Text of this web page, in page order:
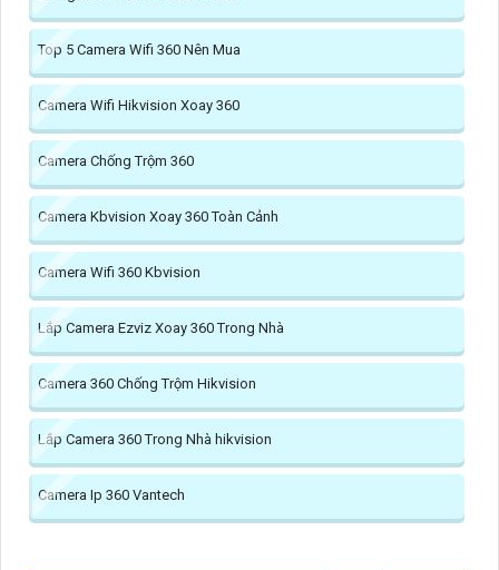
Top 5 Camera Wifi 360 Nên Mua
Camera Wifi Hikvision Xoay 360
Camera Chống Trộm 360
Camera Kbvision Xoay 360 Toàn Cảnh
Camera Wifi 360 Kbvision
Lắp Camera Ezviz Xoay 360 Trong Nhà
Camera 360 Chống Trộm Hikvision
Lắp Camera 360 Trong Nhà hikvision
Camera Ip 360 Vantech